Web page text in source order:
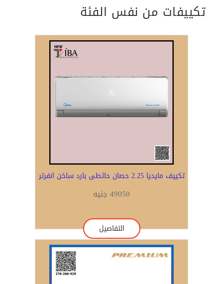
تكييفات من نفس الفئة
تكييف مايديا 2.25 حصان حائطى بارد ساخن انفرتر
49050 جنيه
التفاصيل